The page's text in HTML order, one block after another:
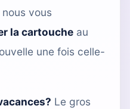
vous
la cartouche au
une fois celle-
Le gros